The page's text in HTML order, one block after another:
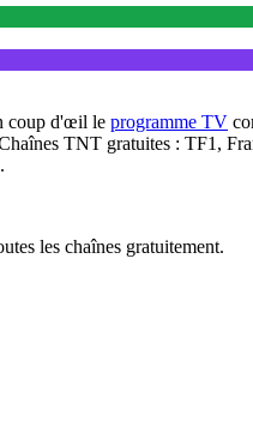
coup d'œil le programme TV
TNT gratuites : TF1,
les chaînes gratuitement.